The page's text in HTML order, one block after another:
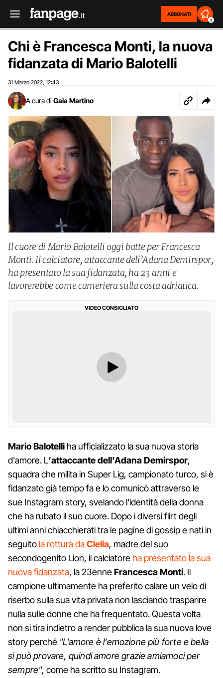
ABBONATI
2
Chi è Francesca Monti, la nuova
fidanzata di Mario Balotelli
31 Marzo 2022 12:43
A cura di Gaia Martino
Il cuore di Mario Balotelli oggi batte per Francesca
Monti. Il calciatore, attaccante dell’Adana Demirspor,
ha presentato la sua fidanzata, ha 23 anni e
lavorerebbe come cameriera sulla costa adriatica.
VIDEO CONSIGLIATO
Mario Balotelli ha ufficializzato la sua nuova storia
d'amore. L‘attaccante dell'Adana Demirspor,
squadra che milita in Super Lig, campionato turco, si è
fidanzato già tempo fa e lo comunicò attraverso le
sue Instagram story, svelando l'identità della donna
che ha rubato il suo cuore. Dopo i diversi flirt degli
ultimi anni chiacchierati tra le pagine di gossip e nati in
seguito la rottura daClelia, madre del suo
secondogenito Lion, il calciatore ha presentato la sua
nuova fidanzata, la 23enneFrancesca Monti. Il
campione ultimamente ha preferito calare un velo di
riserbo sulla sua vita privata non lasciando trasparire
nulla sulle donne che ha frequentato. Questa volta
non si tira indietro a render pubblica la sua nuova love
story perché "L'amore è l'emozione più forte e bella
si può provare, quindi amore grazie amiamoci per
sempre", come ha scritto su Instagram.